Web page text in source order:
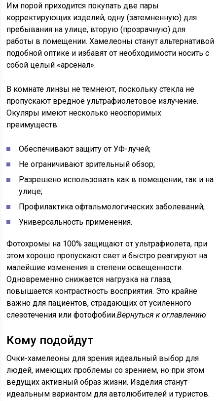
Им порой приходится покупать две пары
корректирующих изделий, одну (затемненную) для
пребывания на улице, вторую (прозрачную) для
работы в помещении. Хамелеоны станут альтернативой
подобной оптике и избавят от необходимости носить с
собой целый «арсенал».
В комнате линзы не темнеют, поскольку стекла не
пропускают вредное ультрафиолетовое излучение.
Окуляры имеют несколько неоспоримых
преимуществ:
Обеспечивают защиту от УФ-лучей;
Не ограничивают зрительный обзор;
Разрешено использовать как в помещении, так и на
улице;
Профилактика офтальмологических заболеваний;
Универсальность применения.
Фотохромы на 100% защищают от ультрафиолета, при
этом хорошо пропускают свет и быстро реагируют на
малейшие изменения в степени освещенности.
Одновременно снижается нагрузка на глаза,
повышается контрастность восприятия. Это крайне
важно для пациентов, страдающих от усиленного
слезотечения или фотофобии.Вернуться к оглавлению
Кому подойдут
Очки-хамелеоны для зрения идеальный выбор для
людей, имеющих проблемы со зрением, но при этом
ведущих активный образ жизни. Изделия станут
идеальным вариантом для автолюбителей и туристов.